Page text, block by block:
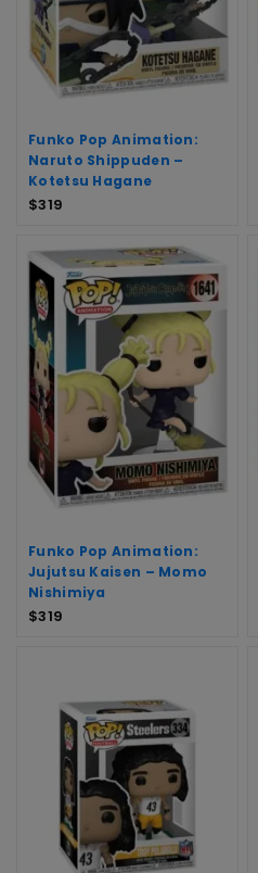
Funko Pop Animation:
Naruto Shippuden –
Kotetsu Hagane
$319
Funko Pop Animation:
Jujutsu Kaisen – Momo
Nishimiya
$319